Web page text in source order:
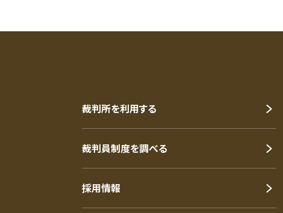
裁判所を利用する
裁判員制度を調べる
採用情報